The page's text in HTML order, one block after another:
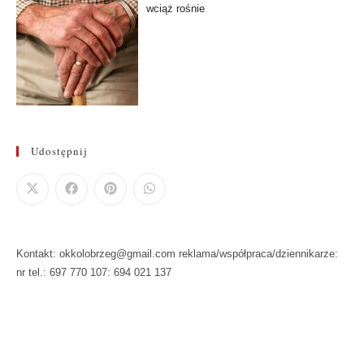
wciąż rośnie
Udostępnij
Kontakt: okkolobrzeg@gmail.com reklama/współpraca/dziennikarze:
nr tel.: 697 770 107: 694 021 137